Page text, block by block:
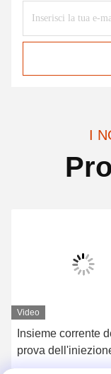
I
Video
Insieme corrente
prova
serie 500A del